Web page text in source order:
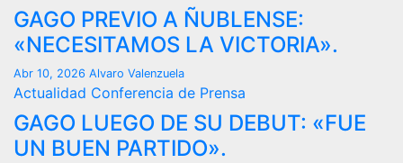
GAGO PREVIO A ÑUBLENSE:
«NECESITAMOS LA VICTORIA».
Abr 10, 2026 Alvaro Valenzuela
Actualidad Conferencia de Prensa
GAGO LUEGO DE SU DEBUT: «FUE
UN BUEN PARTIDO».